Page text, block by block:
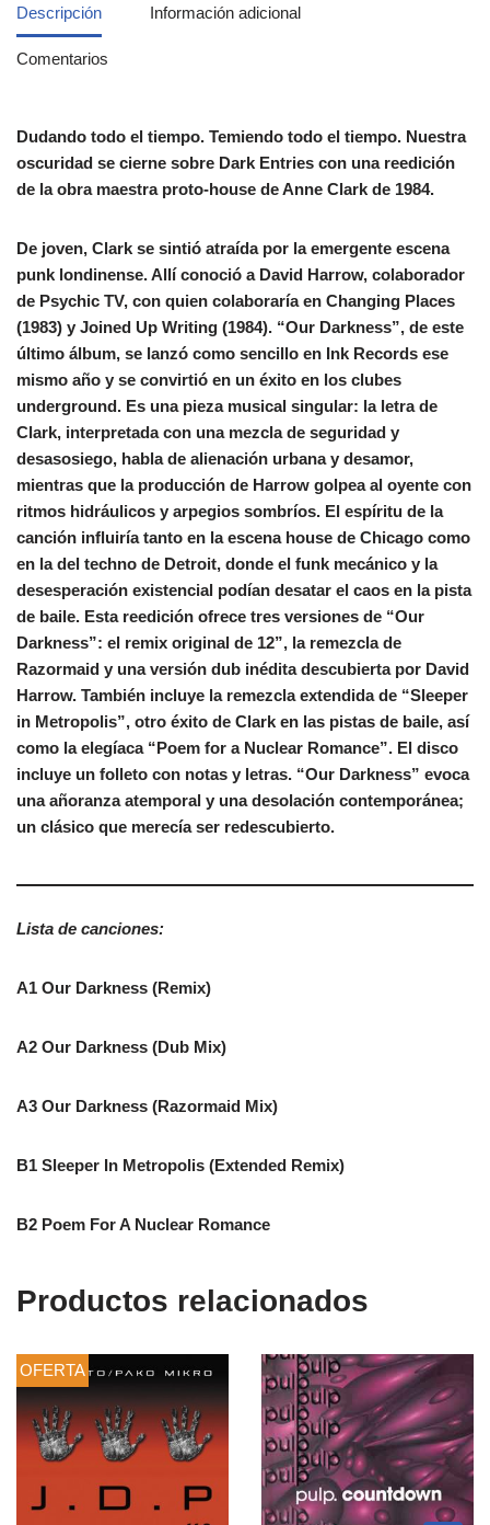
Descripción Información adicional
Comentarios
Dudando todo el tiempo. Temiendo todo el tiempo. Nuestra
oscuridad se cierne sobre Dark Entries con una reedición
de la obra maestra proto-house de Anne Clark de 1984.
De joven, Clark se sintió atraída por la emergente escena
punk londinense. Allí conoció a David Harrow, colaborador
de Psychic TV, con quien colaboraría en Changing Places
(1983) y Joined Up Writing (1984). “Our Darkness”, de este
último álbum, se lanzó como sencillo en Ink Records ese
mismo año y se convirtió en un éxito en los clubes
underground. Es una pieza musical singular: la letra de
Clark, interpretada con una mezcla de seguridad y
desasosiego, habla de alienación urbana y desamor,
mientras que la producción de Harrow golpea al oyente con
ritmos hidráulicos y arpegios sombríos. El espíritu de la
canción influiría tanto en la escena house de Chicago como
en la del techno de Detroit, donde el funk mecánico y la
desesperación existencial podían desatar el caos en la pista
de baile. Esta reedición ofrece tres versiones de “Our
Darkness”: el remix original de 12”, la remezcla de
Razormaid y una versión dub inédita descubierta por David
Harrow. También incluye la remezcla extendida de “Sleeper
in Metropolis”, otro éxito de Clark en las pistas de baile, así
como la elegíaca “Poem for a Nuclear Romance”. El disco
incluye un folleto con notas y letras. “Our Darkness” evoca
una añoranza atemporal y una desolación contemporánea;
un clásico que merecía ser redescubierto.
Lista de canciones:
A1 Our Darkness (Remix)
A2 Our Darkness (Dub Mix)
A3 Our Darkness (Razormaid Mix)
B1 Sleeper In Metropolis (Extended Remix)
B2 Poem For A Nuclear Romance
Productos relacionados
OFERTA